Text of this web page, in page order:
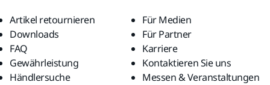
Artikel retournieren
Downloads
FAQ
Gewährleistung
Händlersuche
Für Medien
Für Partner
Karriere
Kontaktieren Sie uns
Messen & Veranstaltungen